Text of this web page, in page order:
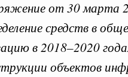
от 30 марта
средств в
в 2018–2020
объектов
со справками к